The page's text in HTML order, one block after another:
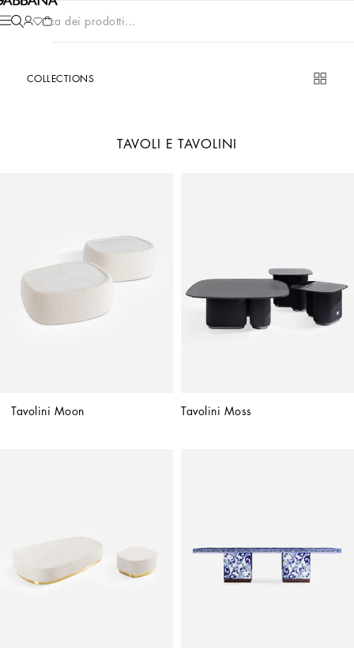
Cerca dei prodotti...
COLLECTIONS
TAVOLI E TAVOLINI
Tavolini Moon Tavolini Moss